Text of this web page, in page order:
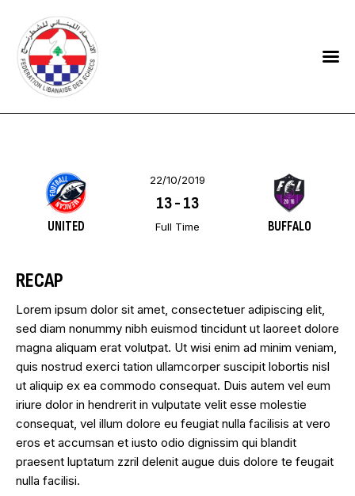
HOME
FEDERATION
CONTACTS
UNITED BUFFALO
22/10/2019
13-13
Full Time
RECAP
Lorem ipsum dolor sit amet, consectetuer adipiscing elit,
sed diam nonummy nibh euismod tincidunt ut laoreet dolore
magna aliquam erat volutpat. Ut wisi enim ad minim veniam,
quis nostrud exerci tation ullamcorper suscipit lobortis nisl
ut aliquip ex ea commodo consequat. Duis autem vel eum
iriure dolor in hendrerit in vulputate velit esse molestie
consequat, vel illum dolore eu feugiat nulla facilisis at vero
eros et accumsan et iusto odio dignissim qui blandit
praesent luptatum zzril delenit augue duis dolore te feugait
nulla facilisi.